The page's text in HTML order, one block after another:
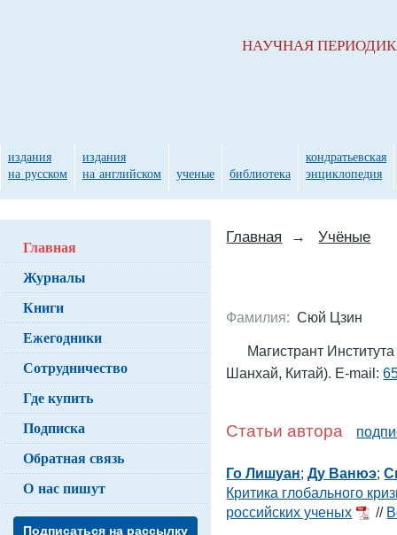
Главная → Учёные
Фамилия: Сюй Цзин
Магистрант
Шанхай, Китай). E-mail:
Статьи автора
Го Лишуан;Ду Ванюэ;
Критика глобального
российских ученых
//
Главная
Журналы
Книги
Ежегодники
Сотрудничество
Где купить
Подписка
Обратная связь
О нас пишут
Подписаться на рассылку
НАУЧНАЯ
издания
на русском
издания
на английском
ученые библиотека
кондратьевская
энциклопедия